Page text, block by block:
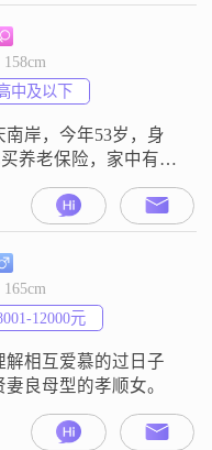
中及以下
南岸，今年53岁，身
养老保险，家中有小
格温柔体贴，顾家型
不赌博的男人，不顾
糟的男人不要找我
12000元
解相互爱慕的过日子
良母型的孝顺女。